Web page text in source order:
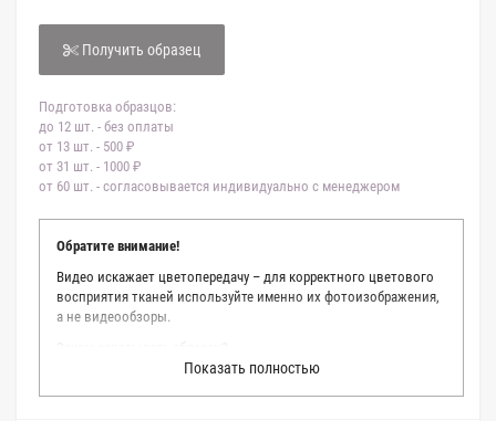
Получить образец
Подготовка образцов:
до 12 шт. - без оплаты
от 13 шт. - 500 ₽
от 31 шт. - 1000 ₽
от 60 шт. - согласовывается индивидуально с менеджером
Обратите внимание!
Видео искажает цветопередачу – для корректного цветового
восприятия тканей используйте именно их фотоизображения,
а не видеообзоры.
Мы делаем все возможное, чтобы точно описать цвет каждой
ткани из нашего каталога. Мы осматриваем и фотографируем
Показать полностью